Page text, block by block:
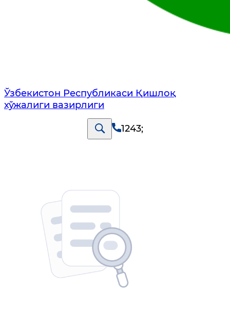
Ўзбекистон Республикаси Қишлоқ
хўжалиги вазирлиги
1243;